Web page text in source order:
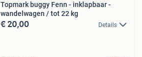
Topmark buggy Fenn - inklapbaar -
wandelwagen / tot 22 kg
€ 20,00 Details